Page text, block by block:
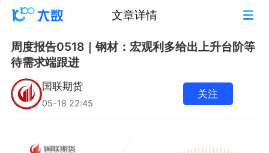
文章详情
周度报告0518｜钢材：宏观利多给出上升台阶等
待需求端跟进
国联期货
05-18 22:45
关注